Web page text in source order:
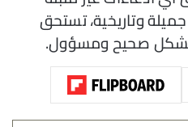
وتاريخية، تستحق
صحيح ومسؤول.